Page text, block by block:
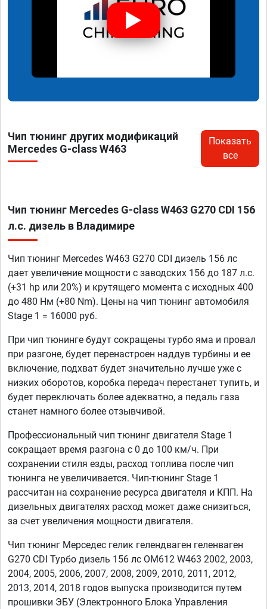
Чип тюнинг других модификаций
Mercedes G-class W463
Показать
все
Чип тюнинг Mercedes G-class W463 G270 CDI 156
л.с. дизель в Владимире
Чип тюнинг Mercedes W463 G270 CDI дизель 156 лс
дает увеличение мощности с заводских 156 до 187 л.с.
(+31 hp или 20%) и крутящего момента с исходных 400
до 480 Нм (+80 Nm). Цены на чип тюнинг автомобиля
Stage 1 = 16000 руб.
При чип тюнинге будут сокращены турбо яма и провал
при разгоне, будет перенастроен наддув турбины и ее
включение, подхват будет значительно лучше уже с
низких оборотов, коробка передач перестанет тупить, и
будет переключать более адекватно, а педаль газа
станет намного более отзывчивой.
Профессиональный чип тюнинг двигателя Stage 1
сокращает время разгона с 0 до 100 км/ч. При
сохранении стиля езды, расход топлива после чип
тюнинга не увеличивается. Чип-тюнинг Stage 1
рассчитан на сохранение ресурса двигателя и КПП. На
дизельных двигателях расход может даже снизиться,
за счет увеличения мощности двигателя.
Чип тюнинг Мерседес гелик гелендваген геленваген
G270 CDI Турбо дизель 156 лс OM612 W463 2002, 2003,
2004, 2005, 2006, 2007, 2008, 2009, 2010, 2011, 2012,
2013, 2014, 2018 годов выпуска производится путем
прошивки ЭБУ (Электронного Блока Управления